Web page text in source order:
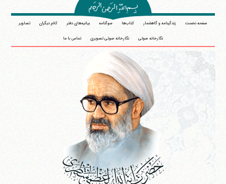
صفحه نخست زندگینامه و گاهشمار کتاب‌ها سوگنامه بیانیه‌های دفتر کلام دیگران تصاویر
نگارخانه صوتی نگارخانه صوتی تصویری تماس با ما